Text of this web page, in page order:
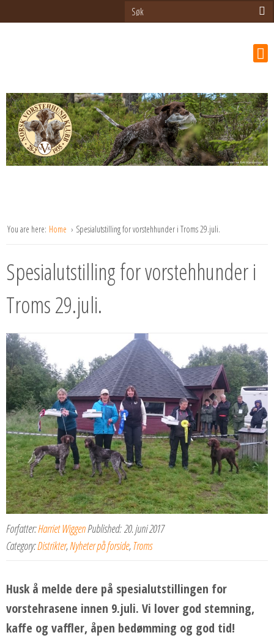
You are here: Home Spesialutstilling for vorstehhunder i Troms 29.juli.
Spesialutstilling for vorstehhunder i
Troms 29.juli.
Forfatter:Harriet WiggenPublished: 20. juni 2017
Category:Distrikter,Nyheter på forside, Troms
Husk å melde dere på spesialutstillingen for
vorstehrasene innen 9.juli. Vi lover god stemning,
kaffe og vaffler, åpen bedømming og god tid!